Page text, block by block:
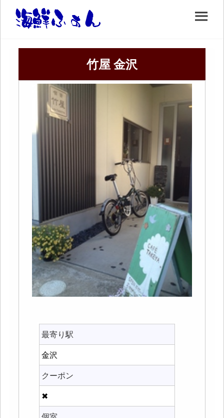
竹屋 金沢
最寄り駅
金沢
クーポン
✖